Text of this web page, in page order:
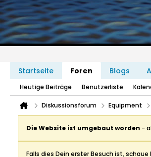
Startseite Foren Blogs
Heutige Beiträge Benutzerliste
Diskussionsforum Equipment
Die Website ist umgebaut worden -
Falls dies Dein erster Besuch ist,